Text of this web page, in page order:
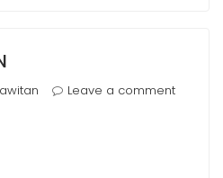
Leave a comment